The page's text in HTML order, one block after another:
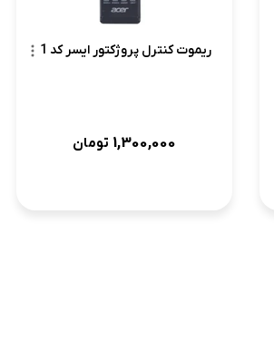
ریموت کنترل پروژکتور ایسر کد 1
1,300,000 تومان